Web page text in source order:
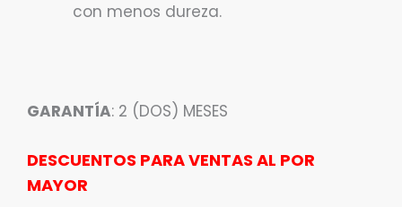
con menos dureza.
GARANTÍA: 2 (DOS) MESES
DESCUENTOS PARA VENTAS AL POR
MAYOR